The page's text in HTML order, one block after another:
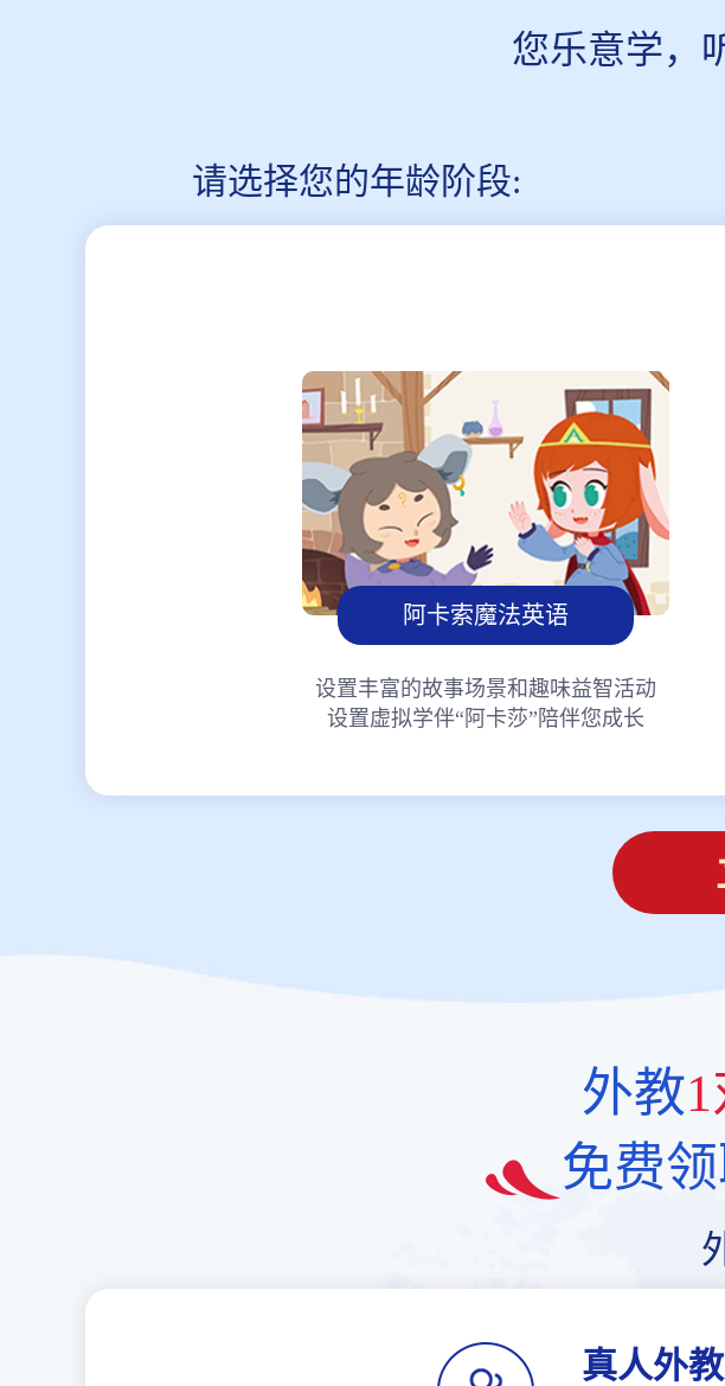
您乐意学，
请选择您的年龄阶段:
阿卡索魔法英语
设置丰富的故事场景和趣味益智活动
设置虚拟学伴“阿卡莎”陪伴您成长
外教
免费
真人外